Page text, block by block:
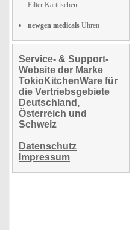
Filter Kartuschen
newgen medicals Uhren
Service- & Support-
Website der Marke
TokioKitchenWare für
die Vertriebsgebiete
Deutschland,
Österreich und
Schweiz
Datenschutz
Impressum